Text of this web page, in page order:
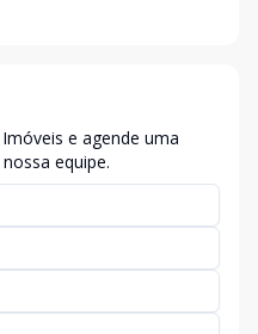
Imóveis e agende uma
equipe.